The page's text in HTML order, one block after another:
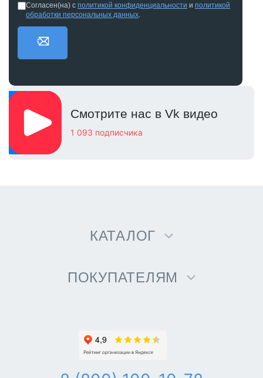
Согласен(на) с политикой конфиденциальности и политикой
обработки персональных данных
Смотрите нас в Vk видео
1 093 подписчика
КАТАЛОГ
ПОКУПАТЕЛЯМ